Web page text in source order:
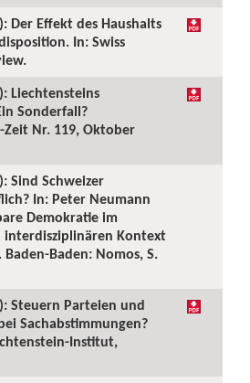
Der Effekt des Haushalts
In: Swiss
Liechtensteins
Sonderfall?
Nr. 119, Oktober
Sind Schweizer
In: Peter Neumann
Demokratie im
Kontext
Baden: Nomos, S.
Steuern Parteien und
Sachabstimmungen?
Institut,